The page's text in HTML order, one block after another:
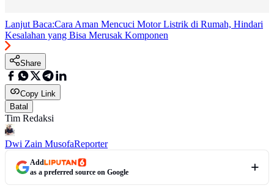
Lanjut Baca:Cara Aman Mencuci Motor Listrik di Rumah, Hindari
Kesalahan yang Bisa Merusak Komponen
Share
Copy Link
Batal
Tim Redaksi
Dwi Zain MusofaReporter
Add
as a preferred source on Google